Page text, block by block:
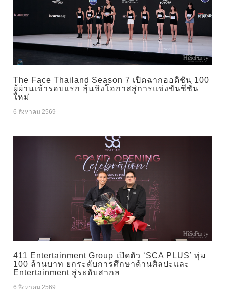
The Face Thailand Season 7 เปิดฉากออดิชัน 100
ผู้ผ่านเข้ารอบแรก ลุ้นชิงโอกาสสู่การแข่งขันซีซั่น
ใหม่
6 สิงหาคม 2569
411 Entertainment Group เปิดตัว ‘SCA PLUS’ ทุ่ม
100 ล้านบาท ยกระดับการศึกษาด้านศิลปะและ
Entertainment สู่ระดับสากล
6 สิงหาคม 2569